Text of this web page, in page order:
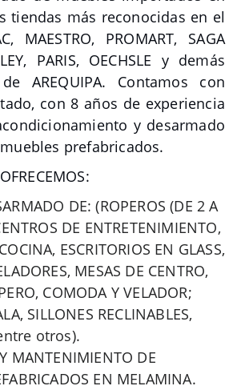
tiendas más reconocidas en el
MAESTRO, PROMART, SAGA
PARIS, OECHSLE y demás
AREQUIPA. Contamos con
con 8 años de experiencia
y desarmado
prefabricados.
DE: (ROPEROS (DE 2 A
DE ENTRETENIMIENTO,
ESCRITORIOS EN GLASS,
MESAS DE CENTRO,
COMODA Y VELADOR;
SILLONES RECLINABLES,
otros).
MANTENIMIENTO DE
EN MELAMINA.